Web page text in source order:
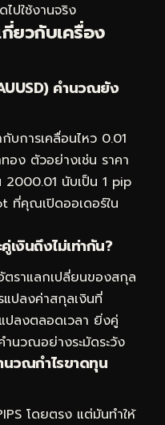
ปใช้งานจริง
ยวกับเครื่อง
คำนวณยัง
บการเคลื่อนไหว 0.01
อง ตัวอย่างเช่น ราคา
นับเป็น 1 pip
ที่คุณเปิดออเดอร์ใน
เงินถึงไม่เท่ากัน?
ตราแลกเปลี่ยนของสกุล
ปลงค่าสกุลเงินที่
ปลงตลอดเวลา ยิ่งคู่
นวณอย่างระมัดระวัง
วณกำไรขาดทุน
โดยตรง แต่มันทำให้